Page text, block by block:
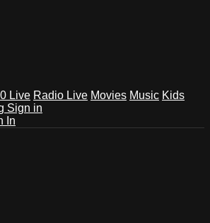
Live Radio Live Movies Music Kids
Sign in
In